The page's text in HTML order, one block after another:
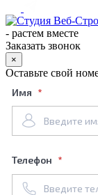
- растем вместе
Заказать звонок
×
Оставьте свой
Имя
Телефон